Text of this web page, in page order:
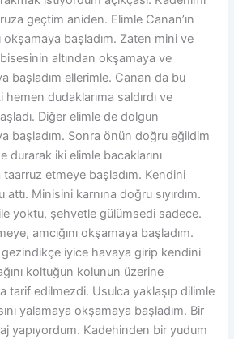
geçtim aniden. Elimle Canan’ın
okşamaya başladım. Zaten mini ve
altından okşamaya ve
başladım ellerimle. Canan da bu
dudaklarıma saldırdı ve
Diğer elimle de dolgun
başladım. Sonra önün doğru eğildim
durarak iki elimle bacaklarını
taarruz etmeye başladım. Kendini
Minisini karnına doğru sıyırdım.
yoktu, şehvetle gülümsedi sadece.
amcığını okşamaya başladım.
iyice havaya girip kendini
koltuğun kolunun üzerine
tarif edilmezdi. Usulca yaklaşıp dilimle
yalamaya okşamaya başladım. Bir
yapıyordum. Kadehinden bir yudum